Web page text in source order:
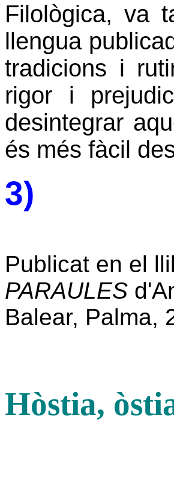
Filològica, va
llengua
tradicions i
rigor i
desintegrar
és més fàcil
3)
Publicat en el
PARAULES
Balear, Palma,
Hòstia,